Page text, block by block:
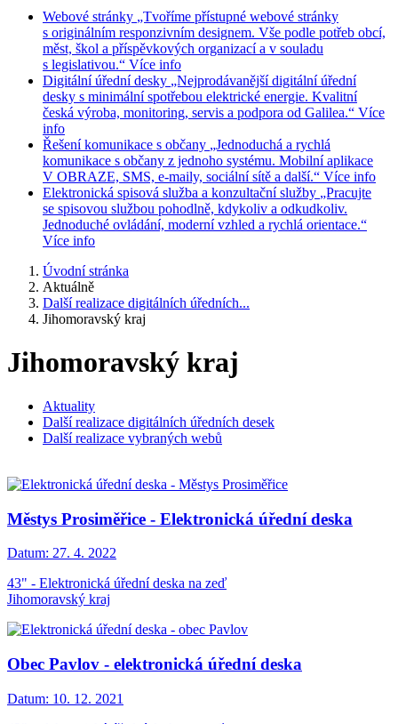
Webové stránky „Tvoříme přístupné webové stránky
s originálním responzivním designem. Vše podle potřeb obcí,
měst, škol a příspěvkových organizací a v souladu
s legislativou.“ Více info
Digitální úřední desky „Nejprodávanější digitální úřední
desky s minimální spotřebou elektrické energie. Kvalitní
česká výroba, monitoring, servis a podpora od Galilea.“ Více
info
Řešení komunikace s občany „Jednoduchá a rychlá
komunikace s občany z jednoho systému. Mobilní aplikace
V OBRAZE, SMS, e-maily, sociální sítě a další.“ Více info
Elektronická spisová služba a konzultační služby „Pracujte
se spisovou službou pohodlně, kdykoliv a odkudkoliv.
Jednoduché ovládání, moderní vzhled a rychlá orientace.“
Více info
Úvodní stránka
Aktuálně
Další realizace digitálních úředních...
Jihomoravský kraj
Jihomoravský kraj
Aktuality
Další realizace digitálních úředních desek
Další realizace vybraných webů
Městys Prosiměřice - Elektronická úřední deska
Datum: 27. 4. 2022
43" - Elektronická úřední deska na zeď
Jihomoravský kraj
Obec Pavlov - elektronická úřední deska
Datum: 10. 12. 2021